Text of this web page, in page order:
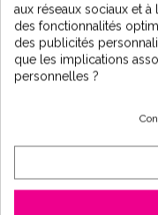
La carafe filtrante,
l’eau de boisson.
d'autres produits
contraignants et
cartouches trop
instantanément
chouchou :le
L’osmoseur,
de toutes les
aux réseaux sociaux et
des fonctionnalités
des publicités
que les implications
personnelles ?